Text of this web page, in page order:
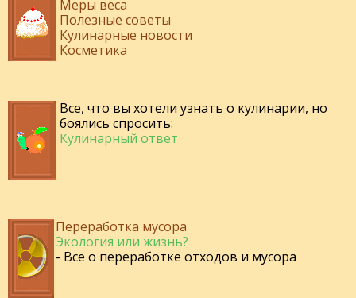
Меры веса
Полезные советы
Кулинарные новости
Косметика
Все, что вы хотели узнать о кулинарии, но
боялись спросить:
Кулинарный ответ
Переработка мусора
Экология или жизнь?
- Все о переработке отходов и мусора